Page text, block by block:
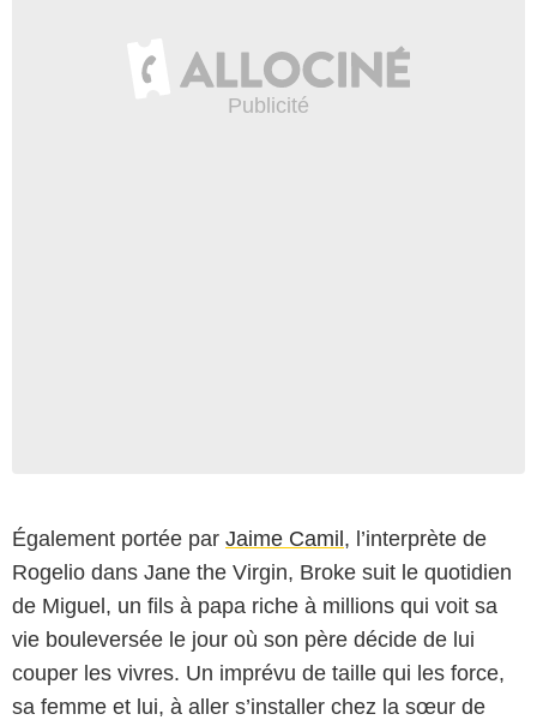
Également portée par Jaime Camil, l’interprète de
Rogelio dans Jane the Virgin, Broke suit le quotidien
de Miguel, un fils à papa riche à millions qui voit sa
vie bouleversée le jour où son père décide de lui
couper les vivres. Un imprévu de taille qui les force,
sa femme et lui, à aller s’installer chez la sœur de